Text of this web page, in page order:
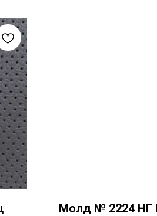
Молд № 2224 НГ